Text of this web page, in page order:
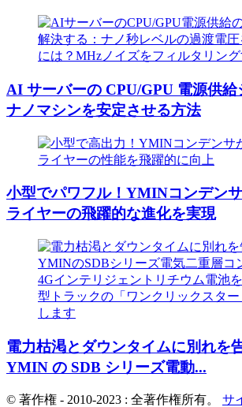
AI サーバーの CPU/GPU 電源供
ナノマシンを安定させる方法
小型でパワフル！YMINコンデン
ライヤーの飛躍的な進化を実現
電力枯渇とダウンタイムに別れを
YMIN の SDB シリーズ電動...
© 著作権 - 2010-2023 : 全著作権所有。 サ